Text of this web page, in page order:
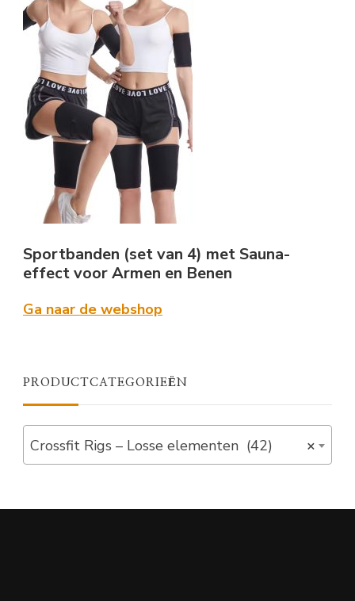
Sportbanden (set van 4) met Sauna-
effect voor Armen en Benen
Ga naar de webshop
PRODUCTCATEGORIEËN
×
Crossfit Rigs – Losse elementen (42)